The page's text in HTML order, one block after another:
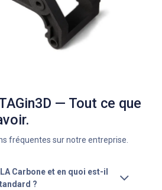
— Tout ce que
fréquentes sur notre entreprise.
Carbone et en quoi est-il
?